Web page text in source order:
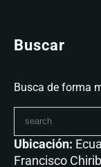
Buscar
Busca de forma
Ubicación:
Francisco